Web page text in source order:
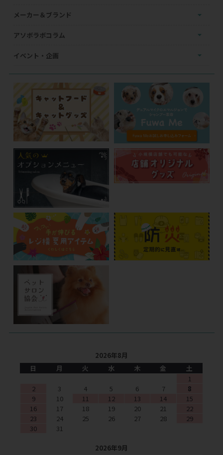
メーカー＆ブランド
アソボラボコラム
イベント・企画
2026年8月
日
月 火 水 木 金
土
1
2
3 4 5 6 7
8
9
10 11 12 13 14
15
16
17 18 19 20 21
22
23
24 25 26 27 28
29
30
31
2026年9月